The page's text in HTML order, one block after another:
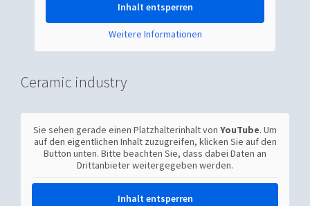
Inhalt entsperren
Weitere Informationen
Ceramic industry
Sie sehen gerade einen Platzhalterinhalt von YouTube. Um
auf den eigentlichen Inhalt zuzugreifen, klicken Sie auf den
Button unten. Bitte beachten Sie, dass dabei Daten an
Drittanbieter weitergegeben werden.
Inhalt entsperren